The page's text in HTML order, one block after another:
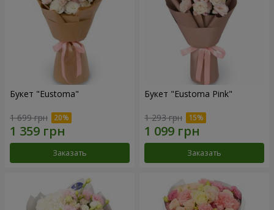
Букет "Eustoma"
1 699 грн
Заказать
Букет "Eustoma Pink"
1 293 грн
Заказать